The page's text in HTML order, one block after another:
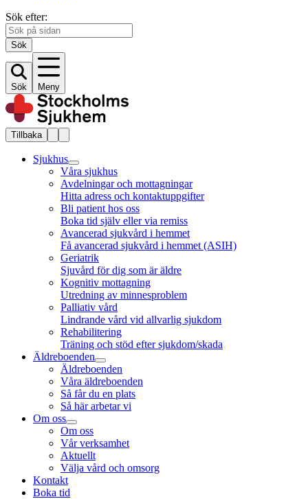
Sök efter:
Sök
Sök Meny
Tillbaka
Sjukhus
Våra sjukhus
Avdelningar och mottagningar
Hitta adress och kontaktuppgifter
Bli patient hos oss
Boka tid själv eller via remiss
Avancerad sjukvård i hemmet
Få avancerad sjukvård i hemmet (ASIH)
Geriatrik
Sjuvård för dig som är äldre
Kognitiv mottagning
Utredning av minnesproblem
Palliativ vård
Lindrande vård vid allvarlig sjukdom
Rehabilitering
Träning och stöd efter sjukdom/skada
Äldreboenden
Äldreboenden
Våra äldreboenden
Så får du en plats
Så här arbetar vi
Om oss
Om oss
Vår verksamhet
Aktuellt
Välja vård och omsorg
Kontakt
Boka tid